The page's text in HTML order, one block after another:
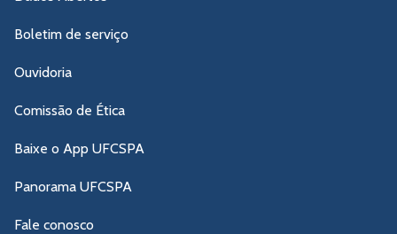
Boletim de serviço
Ouvidoria
Comissão de Ética
Baixe o App UFCSPA
Panorama UFCSPA
Fale conosco